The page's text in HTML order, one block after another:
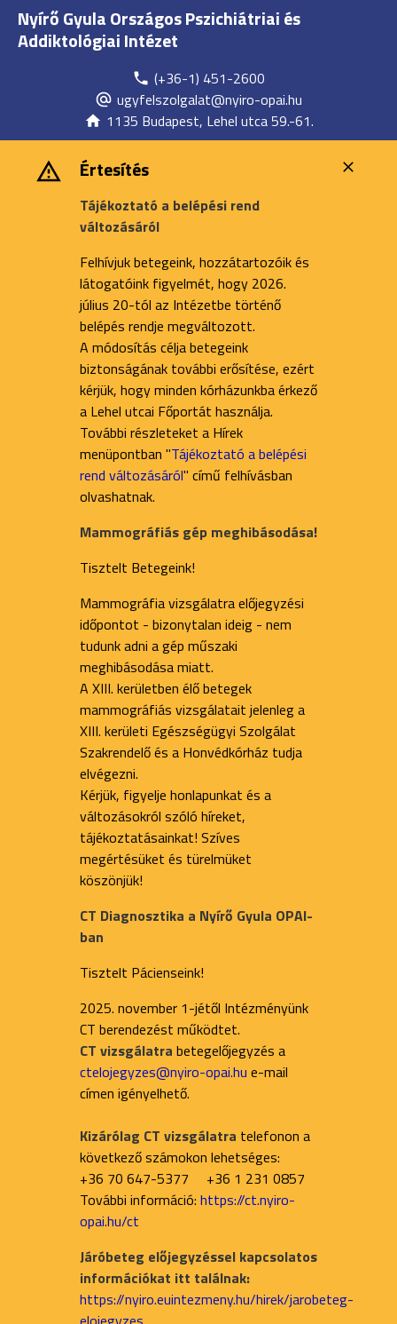
Nyírő Gyula Országos Pszichiátriai és
Addiktológiai Intézet
(+36-1) 451-2600
ugyfelszolgalat@nyiro-opai.hu
1135 Budapest, Lehel utca 59.-61.
Értesítés
Tájékoztató a belépési rend
változásáról
Felhívjuk betegeink, hozzátartozóik és
látogatóink figyelmét, hogy 2026.
július 20-tól az Intézetbe történő
belépés rendje megváltozott.
A módosítás célja betegeink
biztonságának további erősítése, ezért
kérjük, hogy minden kórházunkba érkező
a Lehel utcai Főportát használja.
További részleteket a Hírek
menüpontban "Tájékoztató a belépési
rend változásáról" című felhívásban
olvashatnak.
Mammográfiás gép meghibásodása!
Tisztelt Betegeink!
Mammográfia vizsgálatra előjegyzési
időpontot - bizonytalan ideig - nem
tudunk adni a gép műszaki
meghibásodása miatt.
A XIII. kerületben élő betegek
mammográfiás vizsgálatait jelenleg a
XIII. kerületi Egészségügyi Szolgálat
Szakrendelő és a Honvédkórház tudja
elvégezni.
Kérjük, figyelje honlapunkat és a
változásokról szóló híreket,
tájékoztatásainkat! Szíves
megértésüket és türelmüket
köszönjük!
CT Diagnosztika a Nyírő Gyula OPAI-
ban
Tisztelt Pácienseink!
2025. november 1-jétől Intézményünk
CT berendezést működtet.
CT vizsgálatra betegelőjegyzés a
ctelojegyzes@nyiro-opai.hu e-mail
címen igényelhető.
Kizárólag CT vizsgálatra telefonon a
következő számokon lehetséges:
+36 70 647-5377 +36 1 231 0857
További információ: https://ct.nyiro-
opai.hu/ct
Járóbeteg előjegyzéssel kapcsolatos
információkat itt találnak:
https://nyiro.euintezmeny.hu/hirek/jarobeteg-